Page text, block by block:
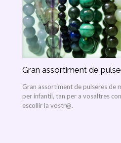
Gran assortiment de
Gran assortiment de pulseres de
per infantil, tan per a vosaltres
escollir la vostr@.